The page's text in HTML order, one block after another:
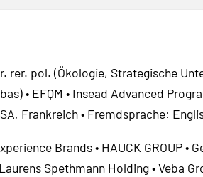
rer. pol. (Ökologie, Strategische
• EFQM • Insead Advanced
Frankreich • Fremdsprache:
Brands • HAUCK GROUP •
Spethmann Holding • Veba